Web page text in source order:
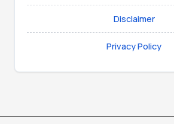
Disclaimer
Privacy Policy